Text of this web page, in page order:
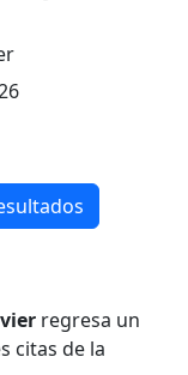
regresa un
citas de la